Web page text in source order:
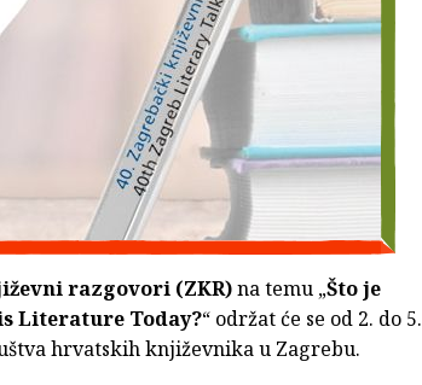
razgovori (ZKR)na temu „Što je
Literature Today?“ održat će se od 2. do 5.
hrvatskih književnika u Zagrebu.